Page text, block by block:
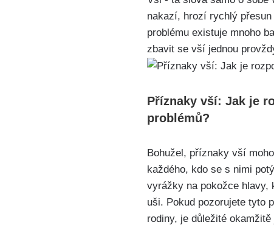
nakazí, hrozí‌ rychlý
problému existuje mnoho
zbavit se vší jednou
Příznaky vší: Jak je
problémů?
Bohužel, příznaky vší
každého, kdo se s nimi
vyrážky na pokožce hlavy,
uši. Pokud pozorujete tyto
rodiny, je ⁣důležité